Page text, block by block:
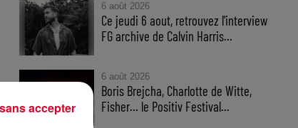
6 août 2026
Ce jeudi 6 aout, retrouvez l'interview
FG archive de Calvin Harris...
6 août 2026
Boris Brejcha, Charlotte de Witte,
Fisher… le Positiv Festival...
accepter